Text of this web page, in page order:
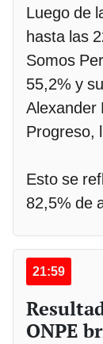
Luego de
hasta las
Somos
55,2% y
Alexander
Progreso,
Esto se
82,5% de
21:59
ONPE